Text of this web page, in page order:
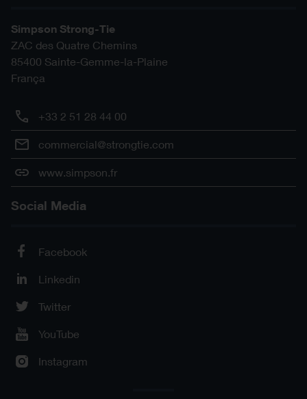
Simpson Strong-Tie
ZAC des Quatre Chemins
85400 Sainte-Gemme-la-Plaine
França
+33 2 51 28 44 00
commercial@strongtie.com
www.simpson.fr
Social Media
Facebook
Linkedin
Twitter
YouTube
Instagram